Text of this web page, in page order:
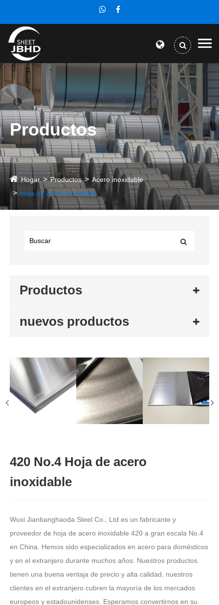
Productos
Hogar Productos
Acero inoxidable
Hoja de acero inoxidable
Productos
nuevos productos
420 No.4 Hoja de acero
inoxidable
Wuxi Jianbanghaoda Steel Co., Ltd es un fabricante y
proveedor de hoja de acero inoxidable 420 a gran escala No.4
en China. Hemos sido especializados en acero para domésticos
y en el extranjero durante muchos años. Nuestros productos
tienen una buena ventaja de precio y alta calidad, nuestros
clientes en el extranjero cubren la mayoría de los mercados
europeos y estadounidenses. Esperamos convertirnos en su